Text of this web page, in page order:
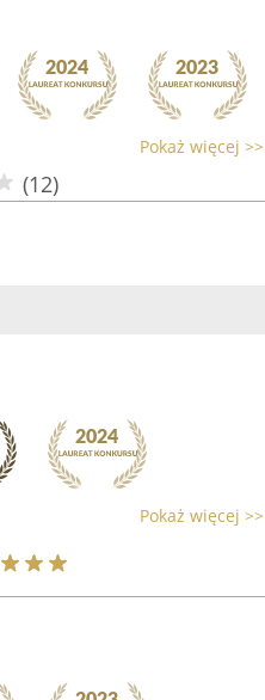
Pokaż więcej >>
(12)
Pokaż więcej >>